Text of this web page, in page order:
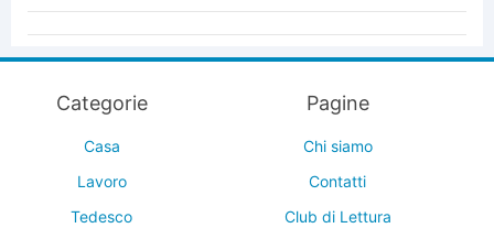
Categorie
Casa
Lavoro
Tedesco
Pagine
Chi siamo
Contatti
Club di Lettura